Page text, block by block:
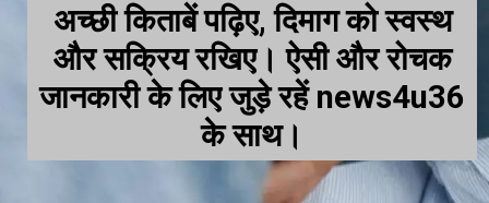
अच्छी किताबें पढ़िए, दिमाग को स्वस्थ
और सक्रिय रखिए। ऐसी और रोचक
जानकारी के लिए जुड़े रहें news4u36
के साथ।